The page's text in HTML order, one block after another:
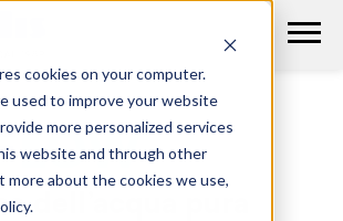
cookies on your computer.
used to improve your website
more personalized services
website and through other
more about the cookies we use,
dell’acqua pura